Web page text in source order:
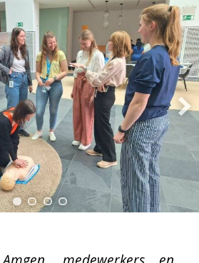
door
en
hoe